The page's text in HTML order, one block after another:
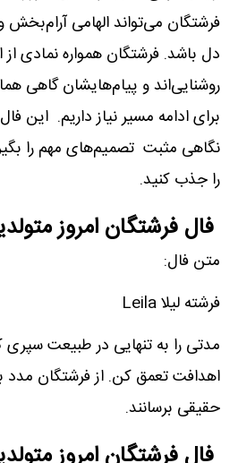
فرشتگان می‌تواند الهامی
دل باشد. فرشتگان همواره نمادی
روشنایی‌اند و پیام‌هایشان گاهی
برای ادامه مسیر نیاز داریم. این
نگاهی مثبت تصمیم‌های مهم را
را جذب کنید.
فال فرشتگان امروز
متن فال:
فرشته لیلا Leila
مدتی را به تنهایی در طبیعت سپری
اهدافت تعمق کن. از فرشتگان مدد
حقیقی برسانند.